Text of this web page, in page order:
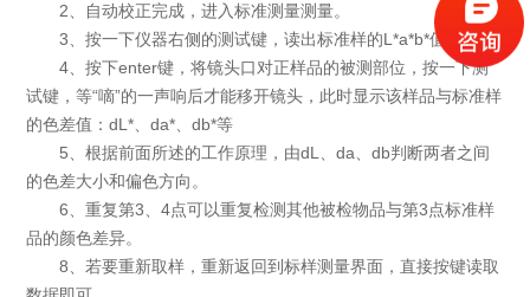
2、自动校正完成，进入标准测量测量。
3、按一下仪器右侧的测试键，读出标准样的L*a*b*值。
4、按下enter键，将镜头口对正样品的被测部位，按一下测
试键，等“嘀”的一声响后才能移开镜头，此时显示该样品与标准样
的色差值：dL*、da*、db*等
5、根据前面所述的工作原理，由dL、da、db判断两者之间
的色差大小和偏色方向。
6、重复第3、4点可以重复检测其他被检物品与第3点标准样
品的颜色差异。
8、若要重新取样，重新返回到标样测量界面，直接按键读取